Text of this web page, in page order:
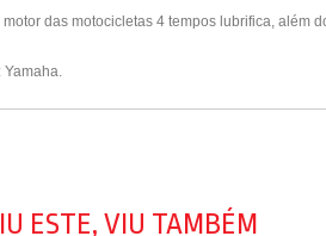
motor das motocicletas 4 tempos lubrifica, além
Yamaha.
ESTE, VIU TAMBÉM